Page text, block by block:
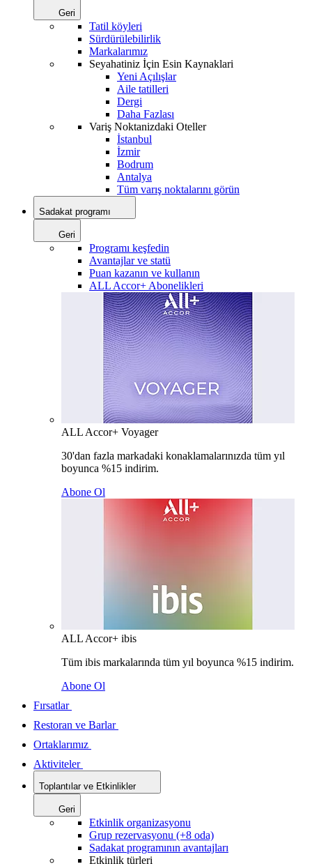
Geri
Tatil köyleri
Sürdürülebilirlik
Markalarımız
Seyahatiniz İçin Esin Kaynaklari
Yeni Açılışlar
Aile tatilleri
Dergi
Daha Fazlası
Variş Noktanizdaki Oteller
İstanbul
İzmir
Bodrum
Antalya
Tüm varış noktalarını görün
Sadakat programı
Geri
Programı keşfedin
Avantajlar ve statü
Puan kazanın ve kullanın
ALL Accor+ Abonelikleri
ALL Accor+ Voyager
30'dan fazla markadaki konaklamalarınızda tüm yıl
boyunca %15 indirim.
Abone Ol
ALL Accor+ ibis
Tüm ibis markalarında tüm yıl boyunca %15 indirim.
Abone Ol
Fırsatlar
Restoran ve Barlar
Ortaklarımız
Aktiviteler
Toplantılar ve Etkinlikler
Geri
Etkinlik organizasyonu
Grup rezervasyonu (+8 oda)
Sadakat programının avantajları
Etkinlik türleri